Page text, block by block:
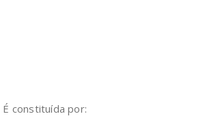
É constituída por: